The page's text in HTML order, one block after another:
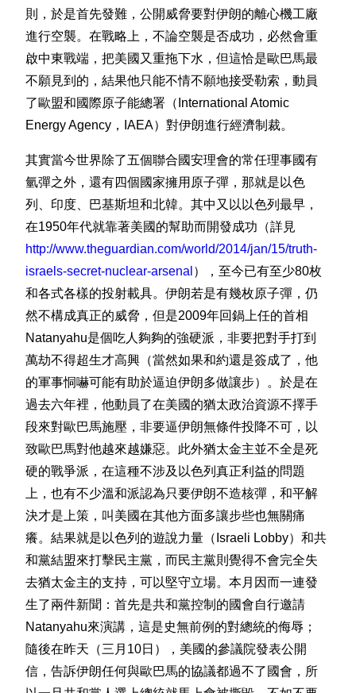
則，於是首先發難，公開威脅要對伊朗的離心機工廠
進行空襲。在戰略上，不論空襲是否成功，必然會重
啟中東戰端，把美國又重拖下水，但這恰是歐巴馬最
不願見到的，結果他只能不情不願地接受勒索，動員
了歐盟和國際原子能總署（International Atomic
Energy Agency，IAEA）對伊朗進行經濟制裁。
其實當今世界除了五個聯合國安理會的常任理事國有
氫彈之外，還有四個國家擁用原子彈，那就是以色
列、印度、巴基斯坦和北韓。其中又以以色列最早，
在1950年代就靠著美國的幫助而開發成功（詳見
http://www.theguardian.com/world/2014/jan/15/truth-
israels-secret-nuclear-arsenal ），至今已有至少80枚
和各式各樣的投射載具。伊朗若是有幾枚原子彈，仍
然不構成真正的威脅，但是2009年回鍋上任的首相
Natanyahu是個吃人夠夠的強硬派，非要把對手打到
萬劫不得超生才高興（當然如果和約還是簽成了，他
的軍事恫嚇可能有助於逼迫伊朗多做讓步）。於是在
過去六年裡，他動員了在美國的猶太政治資源不擇手
段來對歐巴馬施壓，非要逼伊朗無條件投降不可，以
致歐巴馬對他越來越嫌惡。此外猶太金主並不全是死
硬的戰爭派，在這種不涉及以色列真正利益的問題
上，也有不少溫和派認為只要伊朗不造核彈，和平解
決才是上策，叫美國在其他方面多讓步些也無關痛
癢。結果就是以色列的遊說力量（Israeli Lobby）和共
和黨結盟來打擊民主黨，而民主黨則覺得不會完全失
去猶太金主的支持，可以堅守立場。本月因而一連發
生了兩件新聞：首先是共和黨控制的國會自行邀請
Natanyahu來演講，這是史無前例的對總統的侮辱；
隨後在昨天（三月10日），美國的參議院發表公開
信，告訴伊朗任何與歐巴馬的協議都過不了國會，所